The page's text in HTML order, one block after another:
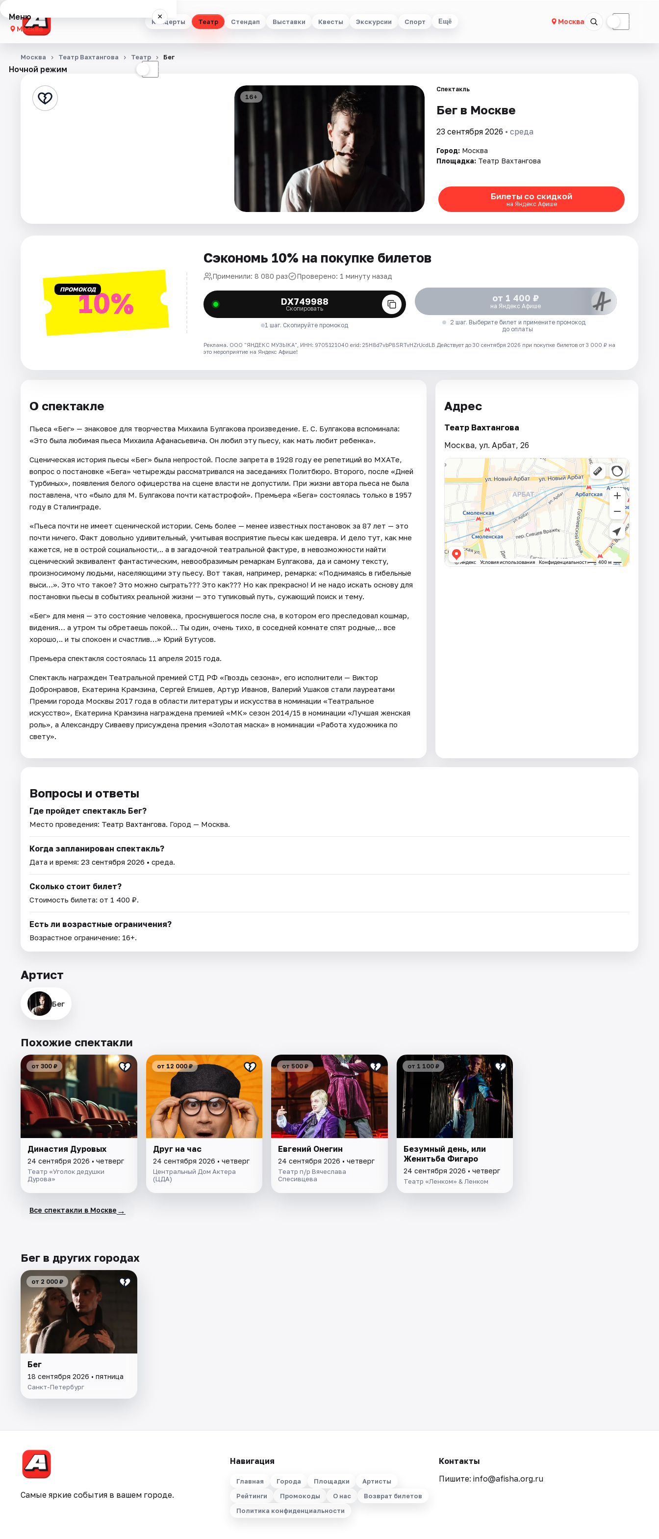
Концерты Театр Стендап Выставки Квесты Экскурсии Спорт Ещё Москва ☾
Меню ×
Москва
Концерты
Стендап
Артисты
Рейтинги
Ночной режим ☾
Москва Театр Вахтангова Театр Бег
16+
Спектакль
Бег в Москве
23 сентября 2026 • среда
Город: Москва
Площадка: Театр Вахтангова
Билеты со скидкой
на Яндекс Афише
ПРОМОКОД10%
Сэкономь 10% на покупке билетов
Применили: 8 080 раз Проверено: 1 минуту назад
DX749988
Скопировать
1 шаг. Скопируйте промокод
от 1 400 ₽
на Яндекс Афише
2 шаг. Выберите билет и примените промокод
до оплаты
Реклама. ООО "ЯНДЕКС МУЗЫКА", ИНН: 9705121040 erid: 25H8d7vbP8SRTvHZrUcdLB Действует до 30 сентября 2026 при покупке билетов от 3 000 ₽ на
это мероприятие на Яндекс Афише!
О спектакле
Пьеса «Бег» — знаковое для творчества Михаила Булгакова произведение. Е. С. Булгакова вспоминала:
«Это была любимая пьеса Михаила Афанасьевича. Он любил эту пьесу, как мать любит ребенка».
Сценическая история пьесы «Бег» была непростой. После запрета в 1928 году ее репетиций во МХАТе,
вопрос о постановке «Бега» четырежды рассматривался на заседаниях Политбюро. Второго, после «Дней
Турбиных», появления белого офицерства на сцене власти не допустили. При жизни автора пьеса не была
поставлена, что «было для М. Булгакова почти катастрофой». Премьера «Бега» состоялась только в 1957
году в Сталинграде.
«Пьеса почти не имеет сценической истории. Семь более — менее известных постановок за 87 лет — это
почти ничего. Факт довольно удивительный, учитывая восприятие пьесы как шедевра. И дело тут, как мне
кажется, не в острой социальности,.. а в загадочной театральной фактуре, в невозможности найти
сценический эквивалент фантастическим, невообразимым ремаркам Булгакова, да и самому тексту,
произносимому людьми, населяющими эту пьесу. Вот такая, например, ремарка: «Поднимаясь в гибельные
выси…». Это что такое? Это можно сыграть??? Это как??? Но как прекрасно! И не надо искать основу для
постановки пьесы в событиях реальной жизни — это тупиковый путь, сужающий поиск и тему.
«Бег» для меня — это состояние человека, проснувшегося после сна, в котором его преследовал кошмар,
видения… а утром ты обретаешь покой… Ты один, очень тихо, в соседней комнате спят родные,.. все
хорошо,.. и ты спокоен и счастлив…» Юрий Бутусов.
Премьера спектакля состоялась 11 апреля 2015 года.
Спектакль награжден Театральной премией СТД РФ «Гвоздь сезона», его исполнители — Виктор
Добронравов, Екатерина Крамзина, Сергей Епишев, Артур Иванов, Валерий Ушаков стали лауреатами
Премии города Москвы 2017 года в области литературы и искусства в номинации «Театральное
искусство», Екатерина Крамзина награждена премией «МК» сезон 2014/15 в номинации «Лучшая женская
роль», а Александру Сиваеву присуждена премия «Золотая маска» в номинации «Работа художника по
свету».
Адрес
Театр Вахтангова
Москва, ул. Арбат, 26
Вопросы и ответы
Где пройдет спектакль Бег?
Место проведения: Театр Вахтангова. Город — Москва.
Когда запланирован спектакль?
Дата и время: 23 сентября 2026 • среда.
Сколько стоит билет?
Стоимость билета: от 1 400 ₽.
Есть ли возрастные ограничения?
Возрастное ограничение: 16+.
Артист
Бег
Похожие спектакли
от 300 ₽
Династия Дуровых
24 сентября 2026 • четверг
Театр «Уголок дедушки
Дурова»
от 12 000 ₽
Друг на час
24 сентября 2026 • четверг
Центральный Дом Актера
(ЦДА)
от 500 ₽
Евгений Онегин
24 сентября 2026 • четверг
Театр п/р Вячеслава
Спесивцева
от 1 100 ₽
Безумный день, или
Женитьба Фигаро
24 сентября 2026 • четверг
Театр «Ленком» & Ленком
Все спектакли в Москве →
Бег в других городах
от 2 000 ₽
Бег
18 сентября 2026 • пятница
Санкт-Петербург
Самые яркие события в вашем городе.
Навигация
Главная Города Площадки
Артисты
Рейтинги
Промокоды О нас
Возврат билетов
Политика конфиденциальности
Контакты
Пишите: info@afisha.org.ru